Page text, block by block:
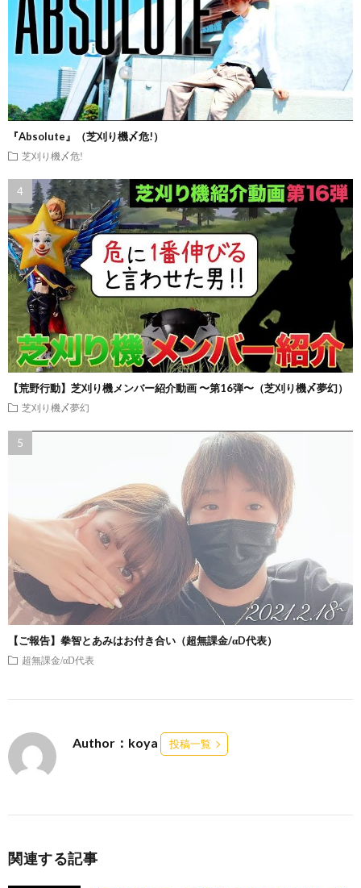
『Absolute』（芝刈り機〆危!）
芝刈り機〆危!
【荒野行動】芝刈り機メンバー紹介動画 〜第16弾〜（芝刈り機〆夢幻）
芝刈り機〆夢幻
【ご報告】拳智とあみはお付き合い（超無課金/αD代表）
超無課金/αD代表
Author：koya 投稿一覧
関連する記事